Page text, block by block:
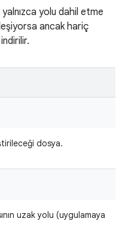
yolu dahil etme
ancak hariç
dosya.
uzak yolu (uygulamaya